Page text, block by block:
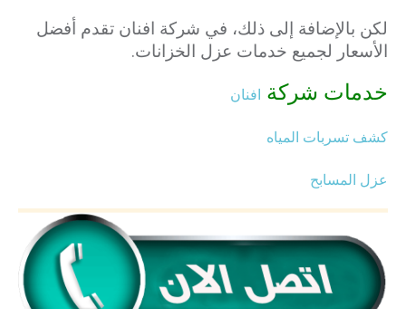
لكن بالإضافة إلى ذلك، في شركة افنان تقدم أفضل
الأسعار لجميع خدمات عزل الخزانات.
خدمات شركة افنان
كشف تسربات المياه
عزل المسابح